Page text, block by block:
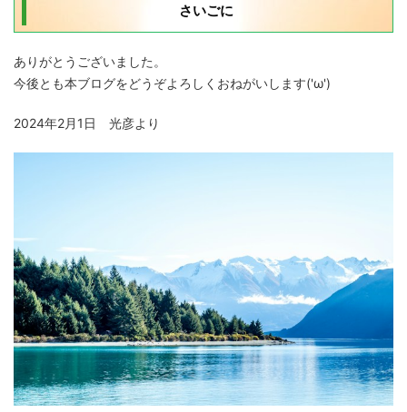
さいごに
ありがとうございました。
今後とも本ブログをどうぞよろしくおねがいします('ω')
2024年2月1日 光彦より